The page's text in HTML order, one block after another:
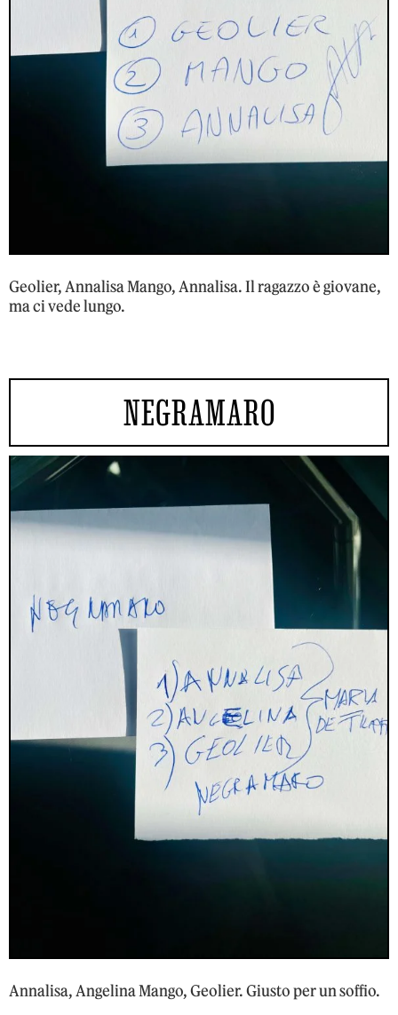
Geolier, Annalisa Mango, Annalisa. Il ragazzo è giovane,
ma ci vede lungo.
NEGRAMARO
Annalisa, Angelina Mango, Geolier. Giusto per un soffio.